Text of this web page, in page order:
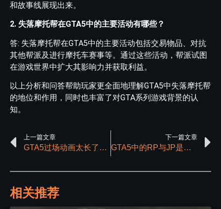
和故事线展现出来。
2. 失落摩托帮在GTA5中的主要活动有哪些？
答: 失落摩托帮在GTA5中的主要活动包括交易物品、对抗
其他帮派及进行摩托车赛事等。通过这些活动，帮派试图
在游戏世界中扩大其影响力并获取利益。
以上分析和问答帮助玩家更全面地理解GTA5中失落摩托帮
的地位和作用，同时也丰富了对GTA系列游戏背景的认
知。
上一篇文章
GTA5过场动画太长了如何快速跳过
下一篇文章
GTA5中的RP与JP是干什么的
相关推荐